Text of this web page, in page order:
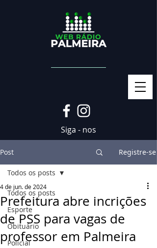
Siga - nos
Post Registre-se
Todos os posts
Esporte
Obituário
Policial
Todos os posts
Prefeitura abre incrições
de PSS para vagas de
professor em Palmeira
4 de jun. de 2024